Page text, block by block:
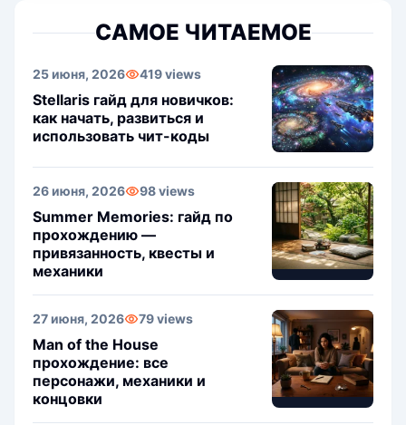
САМОЕ ЧИТАЕМОЕ
25 июня, 2026 419 views
Stellaris гайд для новичков:
как начать, развиться и
использовать чит-коды
26 июня, 2026 98 views
Summer Memories: гайд по
прохождению —
привязанность, квесты и
механики
27 июня, 2026 79 views
Man of the House
прохождение: все
персонажи, механики и
концовки